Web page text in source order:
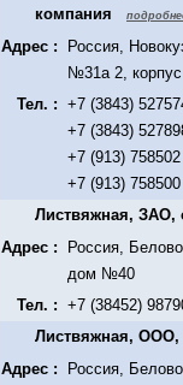
компания
Адрес :
Россия,
№31а 2,
Тел. : +7 (3843)
+7 (3843)
+7 (913) 758502
+7 (913) 758500
Листвяжная, ЗАО,
Адрес :
Россия,
дом №40
Тел. : +7 (38452)
Листвяжная, ООО,
Адрес :
Россия,